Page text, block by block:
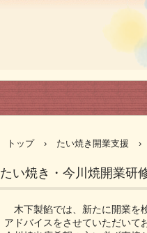
トップ › たい焼き開業支援 ›
たい焼き・今川焼開業研
木下製餡では、新たに開業を
アドバイスをさせていただいて